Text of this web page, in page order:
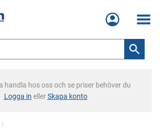
Meny
handla hos oss och se priser behöver du
Logga in ellerSkapa konto